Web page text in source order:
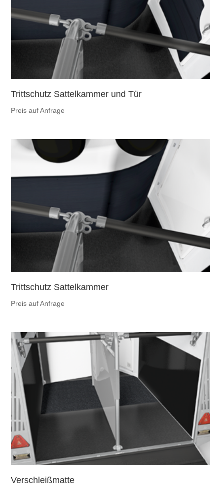
Trittschutz Sattelkammer und Tür
Preis auf Anfrage
Trittschutz Sattelkammer
Preis auf Anfrage
Verschleißmatte